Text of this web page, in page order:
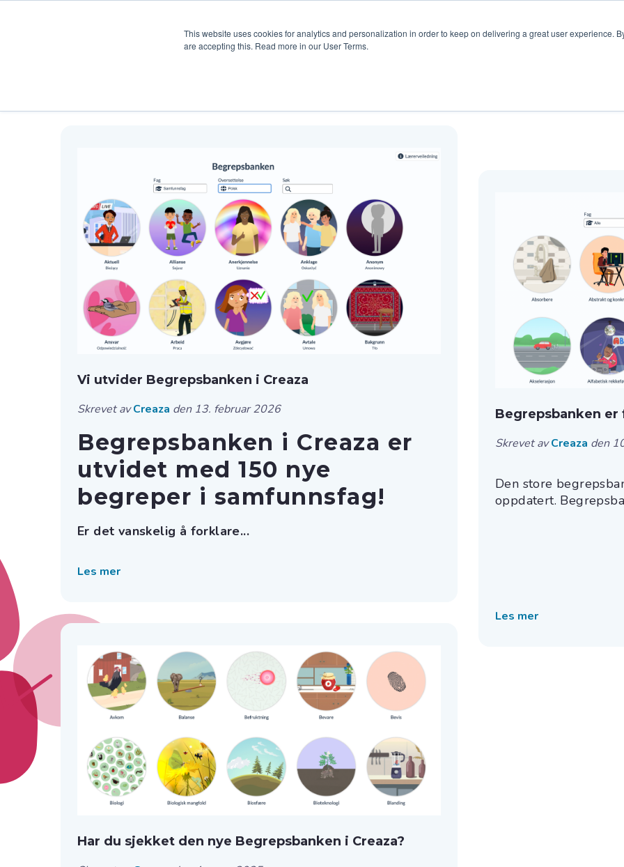
This website uses cookies for analytics and personalization in order to keep on delivering a great user experience.
are accepting this. Read more in our User Terms.
Vi utvider Begrepsbanken i Creaza
Skrevet avCreaza den 13. februar 2026
Begrepsbanken i Creaza er
utvidet med 150 nye
begreper i samfunnsfag!
Er det vanskelig å forklare...
Les mer
Begrepsbanken
Skrevet avCreaza den
Den store
oppdatert.
Les mer
Har du sjekket den nye Begrepsbanken i Creaza?